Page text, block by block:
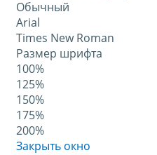
Обычный
Arial
Times New Roman
Размер шрифта
100%
125%
150%
175%
200%
Закрыть окно